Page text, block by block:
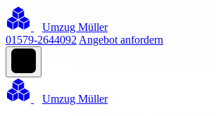
Umzug Müller
01579-2644092 Angebot anfordern
Umzug Müller